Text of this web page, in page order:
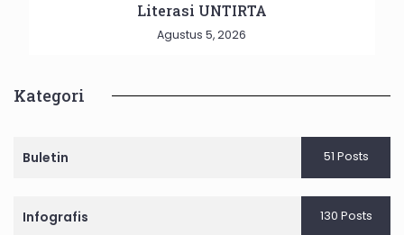
Literasi UNTIRTA
Agustus 5, 2026
Kategori
Buletin 51 Posts
Infografis 130 Posts